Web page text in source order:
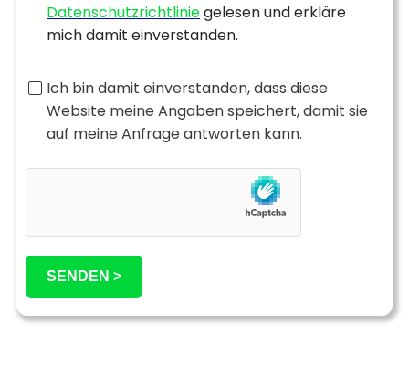
Datenschutzrichtliniegelesen und erkläre
mich damit einverstanden.
Ich bin damit einverstanden, dass diese
Website meine Angaben speichert, damit sie
auf meine Anfrage antworten kann.
SENDEN >